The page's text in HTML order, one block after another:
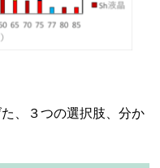
、３つの選択肢、分か